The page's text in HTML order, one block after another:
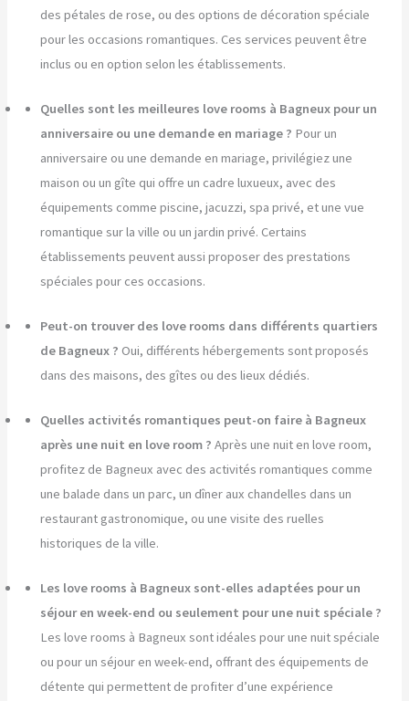
des pétales de rose, ou des options de décoration spéciale
pour les occasions romantiques. Ces services peuvent être
inclus ou en option selon les établissements.
Quelles sont les meilleures love rooms à Bagneux pour un
anniversaire ou une demande en mariage ? Pour un
anniversaire ou une demande en mariage, privilégiez une
maison ou un gîte qui offre un cadre luxueux, avec des
équipements comme piscine, jacuzzi, spa privé, et une vue
romantique sur la ville ou un jardin privé. Certains
établissements peuvent aussi proposer des prestations
spéciales pour ces occasions.
Peut-on trouver des love rooms dans différents quartiers
de Bagneux ? Oui, différents hébergements sont proposés
dans des maisons, des gîtes ou des lieux dédiés.
Quelles activités romantiques peut-on faire à Bagneux
après une nuit en love room ? Après une nuit en love room,
profitez de Bagneux avec des activités romantiques comme
une balade dans un parc, un dîner aux chandelles dans un
restaurant gastronomique, ou une visite des ruelles
historiques de la ville.
Les love rooms à Bagneux sont-elles adaptées pour un
séjour en week-end ou seulement pour une nuit spéciale ?
Les love rooms à Bagneux sont idéales pour une nuit spéciale
ou pour un séjour en week-end, offrant des équipements de
détente qui permettent de profiter d’une expérience